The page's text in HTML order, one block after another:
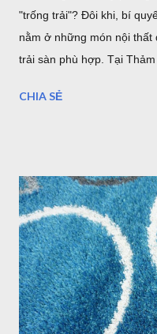
"trống trải"? Đôi khi, bí
nằm ở những món nội thất
trải sàn phù hợp. Tại
7 phong cách phối thảm
góc cạnh của nội thất. Khi
màu xanh mint, tấm thảm
tính giúp định hình không
quần cho bữa cơm gia
chuột sang trọng Thảm
kính 3m cỡ lớn đủ để bạn
thoải mái. Cực kỳ sang
CHIA SẺ